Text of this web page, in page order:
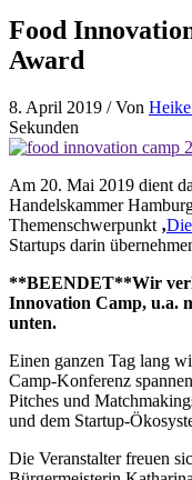
Food
Award
8. April 2019 / Von
Sekunden
Am 20. Mai 2019 dient
Handelskammer
Themenschwerpunkt ‚
Startups darin
**BEENDET**Wir
Innovation Camp, u.a.
unten.
Einen ganzen Tag lang
Camp-Konferenz
Pitches und
und dem Startup-
Die Veranstalter freuen